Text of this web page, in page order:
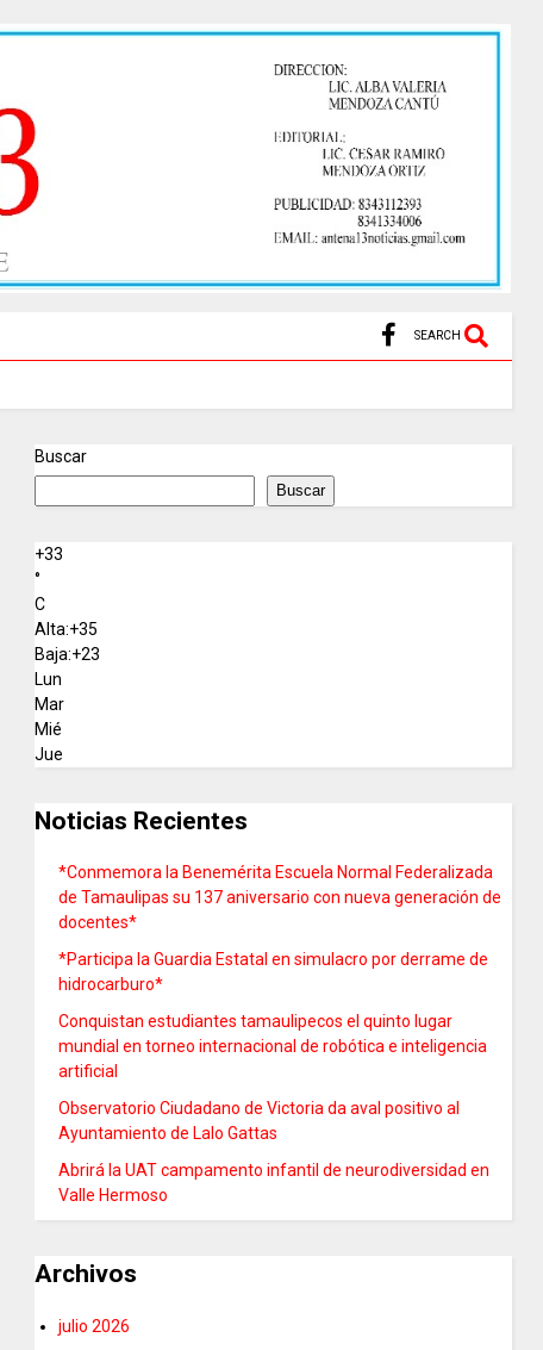
SEARCH
Buscar
Buscar
+33
°
C
Alta:+35
Baja:+23
Lun
Mar
Mié
Jue
Noticias Recientes
*Conmemora la Benemérita Escuela Normal Federalizada
de Tamaulipas su 137 aniversario con nueva generación de
docentes*
*Participa la Guardia Estatal en simulacro por derrame de
hidrocarburo*
Conquistan estudiantes tamaulipecos el quinto lugar
mundial en torneo internacional de robótica e inteligencia
artificial
Observatorio Ciudadano de Victoria da aval positivo al
Ayuntamiento de Lalo Gattas
Abrirá la UAT campamento infantil de neurodiversidad en
Valle Hermoso
Archivos
julio 2026